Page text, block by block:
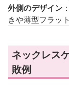
外側のデザイン
きや薄型フラッ
ネックレス
敗例